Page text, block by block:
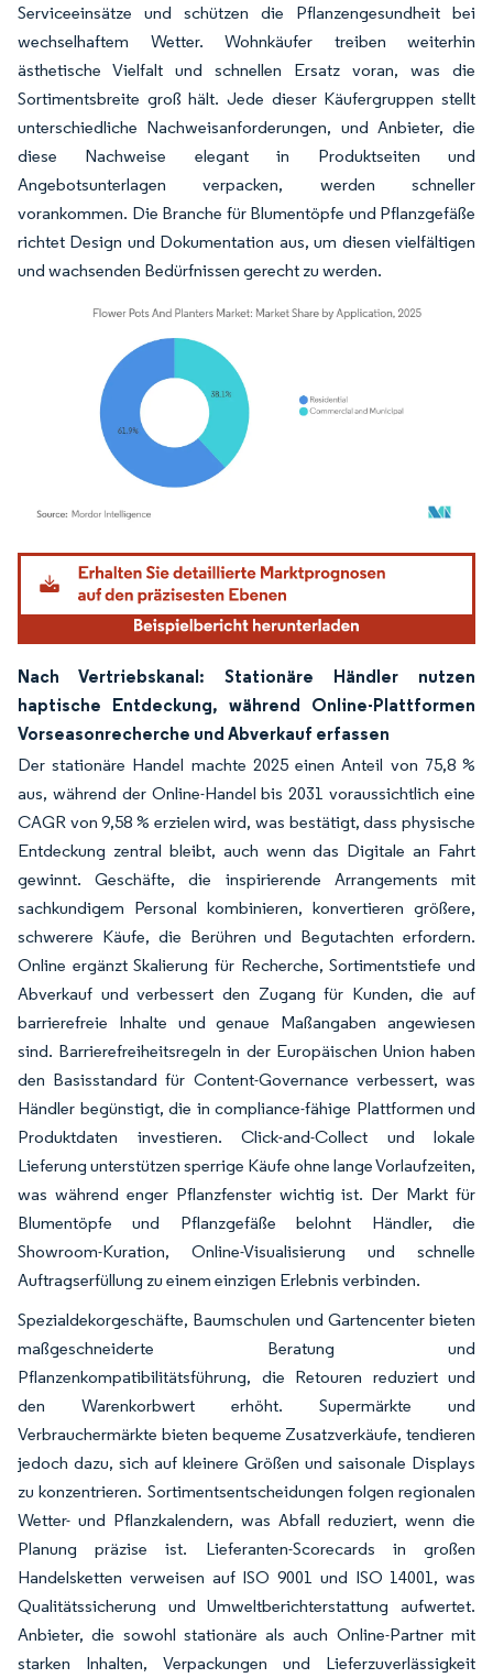
Serviceeinsätze und schützen die Pflanzengesundheit bei
wechselhaftem Wetter. Wohnkäufer treiben weiterhin
ästhetische Vielfalt und schnellen Ersatz voran, was die
Sortimentsbreite groß hält. Jede dieser Käufergruppen stellt
unterschiedliche Nachweisanforderungen, und Anbieter, die
diese Nachweise elegant in Produktseiten und
Angebotsunterlagen verpacken, werden schneller
vorankommen. Die Branche für Blumentöpfe und Pflanzgefäße
richtet Design und Dokumentation aus, um diesen vielfältigen
und wachsenden Bedürfnissen gerecht zu werden.
Bild © Mordor Intelligence. Wiederverwendung erfordert Namensnennung gemäß
Nach Vertriebskanal: Stationäre Händler nutzen
haptische Entdeckung, während Online-Plattformen
Vorseasonrecherche und Abverkauf erfassen
Der stationäre Handel machte 2025 einen Anteil von 75,8 %
aus, während der Online-Handel bis 2031 voraussichtlich eine
CAGR von 9,58 % erzielen wird, was bestätigt, dass physische
Entdeckung zentral bleibt, auch wenn das Digitale an Fahrt
gewinnt. Geschäfte, die inspirierende Arrangements mit
sachkundigem Personal kombinieren, konvertieren größere,
schwerere Käufe, die Berühren und Begutachten erfordern.
Online ergänzt Skalierung für Recherche, Sortimentstiefe und
Abverkauf und verbessert den Zugang für Kunden, die auf
barrierefreie Inhalte und genaue Maßangaben angewiesen
sind. Barrierefreiheitsregeln in der Europäischen Union haben
den Basisstandard für Content-Governance verbessert, was
Händler begünstigt, die in compliance-fähige Plattformen und
Produktdaten investieren. Click-and-Collect und lokale
Lieferung unterstützen sperrige Käufe ohne lange Vorlaufzeiten,
was während enger Pflanzfenster wichtig ist. Der Markt für
Blumentöpfe und Pflanzgefäße belohnt Händler, die
Showroom-Kuration, Online-Visualisierung und schnelle
Auftragserfüllung zu einem einzigen Erlebnis verbinden.
Spezialdekorgeschäfte, Baumschulen und Gartencenter bieten
maßgeschneiderte Beratung und
Pflanzenkompatibilitätsführung, die Retouren reduziert und
den Warenkorbwert erhöht. Supermärkte und
Verbrauchermärkte bieten bequeme Zusatzverkäufe, tendieren
jedoch dazu, sich auf kleinere Größen und saisonale Displays
zu konzentrieren. Sortimentsentscheidungen folgen regionalen
Wetter- und Pflanzkalendern, was Abfall reduziert, wenn die
Planung präzise ist. Lieferanten-Scorecards in großen
Handelsketten verweisen auf ISO 9001 und ISO 14001, was
Qualitätssicherung und Umweltberichterstattung aufwertet.
Anbieter, die sowohl stationäre als auch Online-Partner mit
starken Inhalten, Verpackungen und Lieferzuverlässigkeit